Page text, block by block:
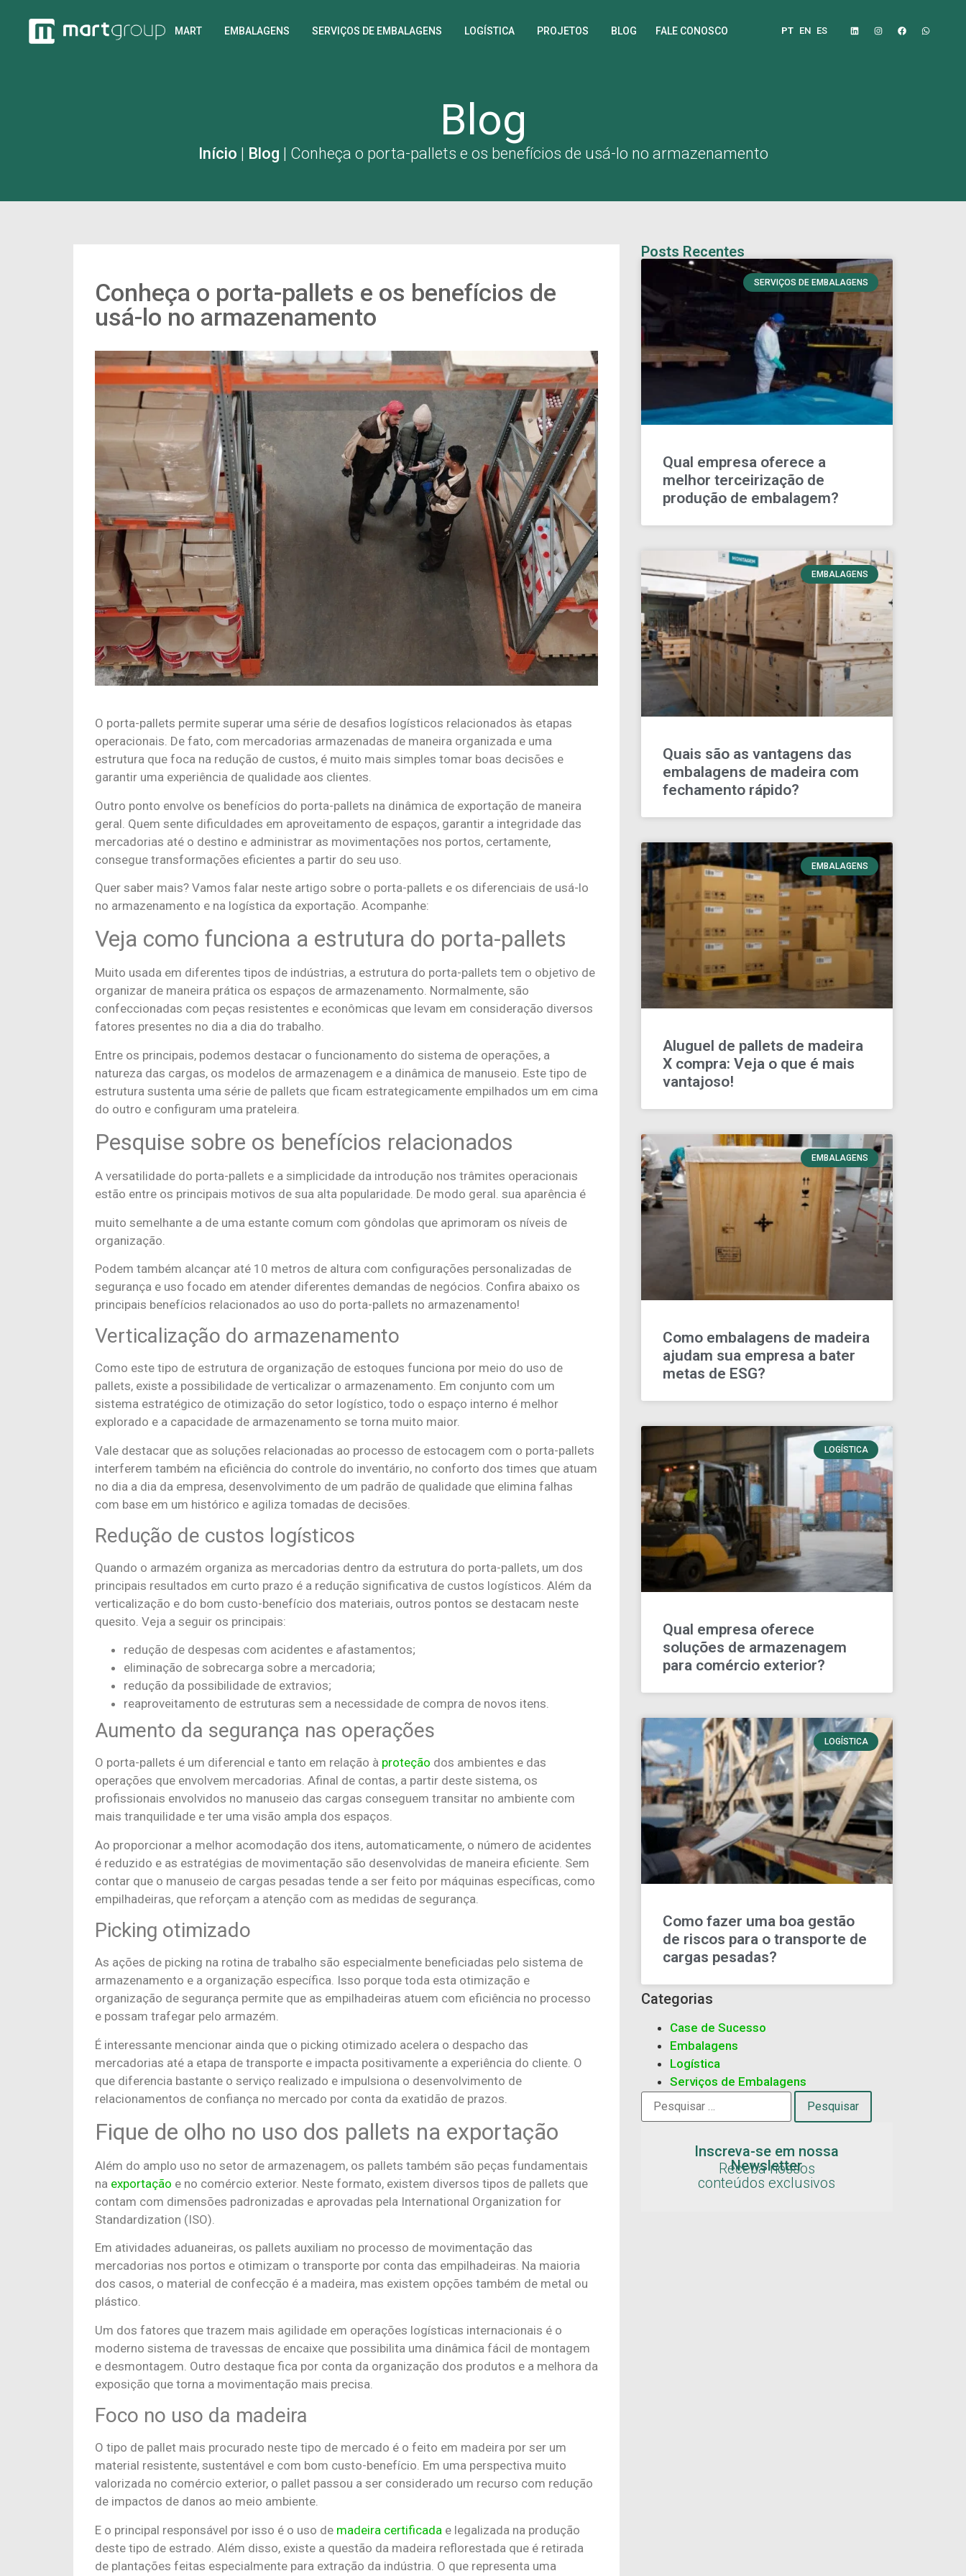
MART EMBALAGENS SERVIÇOS DE EMBALAGENS LOGÍSTICA PROJETOS BLOG FALE CONOSCO PT EN ES
Blog
Início | Blog | Conheça o porta-pallets e os benefícios de usá-lo no armazenamento
Conheça o porta-pallets e os benefícios de
usá-lo no armazenamento
O porta-pallets permite superar uma série de desafios logísticos relacionados às etapas
operacionais. De fato, com mercadorias armazenadas de maneira organizada e uma
estrutura que foca na redução de custos, é muito mais simples tomar boas decisões e
garantir uma experiência de qualidade aos clientes.
Outro ponto envolve os benefícios do porta-pallets na dinâmica de exportação de maneira
geral. Quem sente dificuldades em aproveitamento de espaços, garantir a integridade das
mercadorias até o destino e administrar as movimentações nos portos, certamente,
consegue transformações eficientes a partir do seu uso.
Quer saber mais? Vamos falar neste artigo sobre o porta-pallets e os diferenciais de usá-lo
no armazenamento e na logística da exportação. Acompanhe:
Veja como funciona a estrutura do porta-pallets
Muito usada em diferentes tipos de indústrias, a estrutura do porta-pallets tem o objetivo de
organizar de maneira prática os espaços de armazenamento. Normalmente, são
confeccionadas com peças resistentes e econômicas que levam em consideração diversos
fatores presentes no dia a dia do trabalho.
Entre os principais, podemos destacar o funcionamento do sistema de operações, a
natureza das cargas, os modelos de armazenagem e a dinâmica de manuseio. Este tipo de
estrutura sustenta uma série de pallets que ficam estrategicamente empilhados um em cima
do outro e configuram uma prateleira.
Pesquise sobre os benefícios relacionados
A versatilidade do porta-pallets e a simplicidade da introdução nos trâmites operacionais
estão entre os principais motivos de sua alta popularidade. De modo geral. sua aparência é
muito semelhante a de uma estante comum com gôndolas que aprimoram os níveis de
organização.
Podem também alcançar até 10 metros de altura com configurações personalizadas de
segurança e uso focado em atender diferentes demandas de negócios. Confira abaixo os
principais benefícios relacionados ao uso do porta-pallets no armazenamento!
Verticalização do armazenamento
Como este tipo de estrutura de organização de estoques funciona por meio do uso de
pallets, existe a possibilidade de verticalizar o armazenamento. Em conjunto com um
sistema estratégico de otimização do setor logístico, todo o espaço interno é melhor
explorado e a capacidade de armazenamento se torna muito maior.
Vale destacar que as soluções relacionadas ao processo de estocagem com o porta-pallets
interferem também na eficiência do controle do inventário, no conforto dos times que atuam
no dia a dia da empresa, desenvolvimento de um padrão de qualidade que elimina falhas
com base em um histórico e agiliza tomadas de decisões.
Redução de custos logísticos
Quando o armazém organiza as mercadorias dentro da estrutura do porta-pallets, um dos
principais resultados em curto prazo é a redução significativa de custos logísticos. Além da
verticalização e do bom custo-benefício dos materiais, outros pontos se destacam neste
quesito. Veja a seguir os principais:
redução de despesas com acidentes e afastamentos;
eliminação de sobrecarga sobre a mercadoria;
redução da possibilidade de extravios;
reaproveitamento de estruturas sem a necessidade de compra de novos itens.
Aumento da segurança nas operações
O porta-pallets é um diferencial e tanto em relação à proteção dos ambientes e das
operações que envolvem mercadorias. Afinal de contas, a partir deste sistema, os
profissionais envolvidos no manuseio das cargas conseguem transitar no ambiente com
mais tranquilidade e ter uma visão ampla dos espaços.
Ao proporcionar a melhor acomodação dos itens, automaticamente, o número de acidentes
é reduzido e as estratégias de movimentação são desenvolvidas de maneira eficiente. Sem
contar que o manuseio de cargas pesadas tende a ser feito por máquinas específicas, como
empilhadeiras, que reforçam a atenção com as medidas de segurança.
Picking otimizado
As ações de picking na rotina de trabalho são especialmente beneficiadas pelo sistema de
armazenamento e a organização específica. Isso porque toda esta otimização e
organização de segurança permite que as empilhadeiras atuem com eficiência no processo
e possam trafegar pelo armazém.
É interessante mencionar ainda que o picking otimizado acelera o despacho das
mercadorias até a etapa de transporte e impacta positivamente a experiência do cliente. O
que diferencia bastante o serviço realizado e impulsiona o desenvolvimento de
relacionamentos de confiança no mercado por conta da exatidão de prazos.
Fique de olho no uso dos pallets na exportação
Além do amplo uso no setor de armazenagem, os pallets também são peças fundamentais
na exportação e no comércio exterior. Neste formato, existem diversos tipos de pallets que
contam com dimensões padronizadas e aprovadas pela International Organization for
Standardization (ISO).
Em atividades aduaneiras, os pallets auxiliam no processo de movimentação das
mercadorias nos portos e otimizam o transporte por conta das empilhadeiras. Na maioria
dos casos, o material de confecção é a madeira, mas existem opções também de metal ou
plástico.
Um dos fatores que trazem mais agilidade em operações logísticas internacionais é o
moderno sistema de travessas de encaixe que possibilita uma dinâmica fácil de montagem
e desmontagem. Outro destaque fica por conta da organização dos produtos e a melhora da
exposição que torna a movimentação mais precisa.
Foco no uso da madeira
O tipo de pallet mais procurado neste tipo de mercado é o feito em madeira por ser um
material resistente, sustentável e com bom custo-benefício. Em uma perspectiva muito
valorizada no comércio exterior, o pallet passou a ser considerado um recurso com redução
de impactos de danos ao meio ambiente.
E o principal responsável por isso é o uso de madeira certificada e legalizada na produção
deste tipo de estrado. Além disso, existe a questão da madeira reflorestada que é retirada
de plantações feitas especialmente para extração da indústria. O que representa uma
Posts Recentes
SERVIÇOS DE EMBALAGENS
Qual empresa oferece a
melhor terceirização de
produção de embalagem?
EMBALAGENS
Quais são as vantagens das
embalagens de madeira com
fechamento rápido?
EMBALAGENS
Aluguel de pallets de madeira
X compra: Veja o que é mais
vantajoso!
EMBALAGENS
Como embalagens de madeira
ajudam sua empresa a bater
metas de ESG?
LOGÍSTICA
Qual empresa oferece
soluções de armazenagem
para comércio exterior?
LOGÍSTICA
Como fazer uma boa gestão
de riscos para o transporte de
cargas pesadas?
Categorias
Case de Sucesso
Embalagens
Logística
Serviços de Embalagens
Inscreva-se em nossa
Newsletter
Receba nossos
conteúdos exclusivos